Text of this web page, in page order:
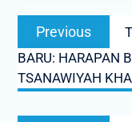
Navigasi
posPrevious
BARU: HARAPAN
TSANAWIYAH